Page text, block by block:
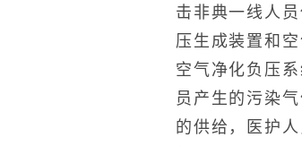
击非典一线人
压生成装置和
空气净化负压
员产生的污染
的供给，医护